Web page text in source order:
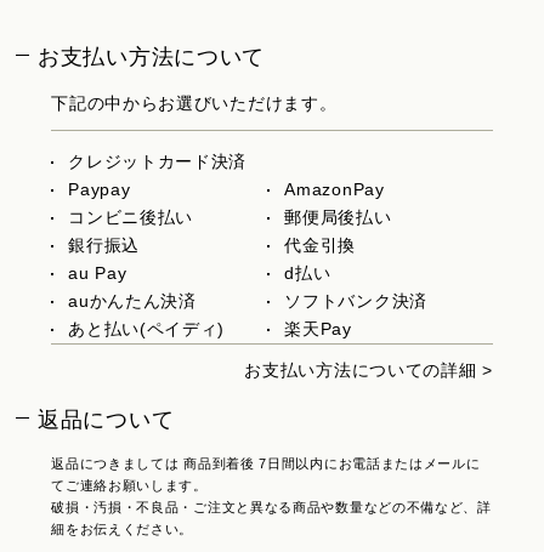
お支払い方法について
下記の中からお選びいただけます。
クレジットカード決済
Paypay
AmazonPay
コンビニ後払い
郵便局後払い
銀行振込
代金引換
au Pay
d払い
auかんたん決済
ソフトバンク決済
あと払い(ペイディ)
楽天Pay
お支払い方法についての詳細 >
返品について
返品につきましては 商品到着後 7日間以内にお電話またはメールに
てご連絡お願いします。
破損・汚損・不良品・ご注文と異なる商品や数量などの不備など、詳
細をお伝えください。